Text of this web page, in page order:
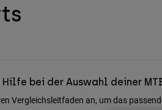
bei der Auswahl deiner
Vergleichsleitfaden an, um das